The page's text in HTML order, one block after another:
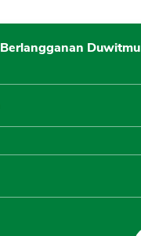
Berlangganan Duwitmu